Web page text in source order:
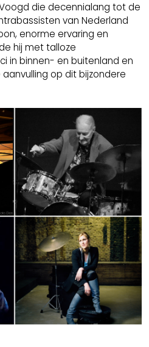
die decennialang tot de
van Nederland
enorme ervaring en
hij met talloze
in binnen- en buitenland en
op dit bijzondere